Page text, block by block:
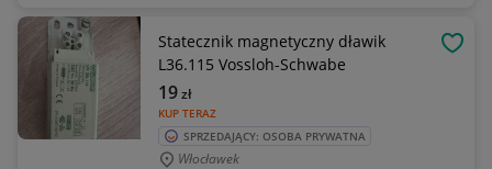
Statecznik magnetyczny dławik
L36.115 Vossloh-Schwabe
KUP TERAZ
19zł
SPRZEDAJĄCY: OSOBA PRYWATNA
Włocławek